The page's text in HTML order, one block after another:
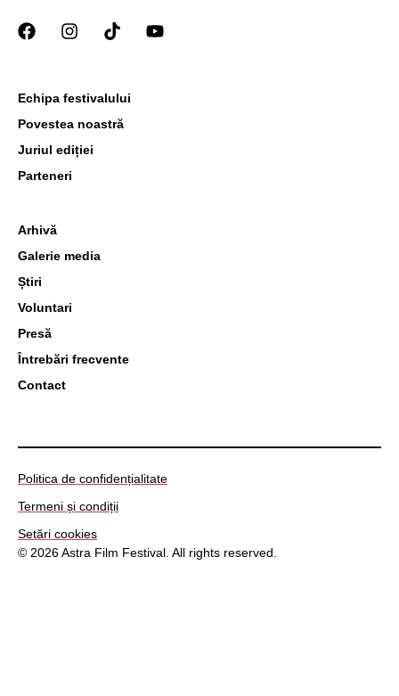
Arhivă
Galerie media
Știri
Voluntari
Presă
Întrebări frecvente
Contact
Echipa festivalului
Povestea noastră
Juriul ediției
Parteneri
Politica de confidențialitate
Termeni și condiții
Setări cookies
© 2026 Astra Film Festival. All rights reserved.